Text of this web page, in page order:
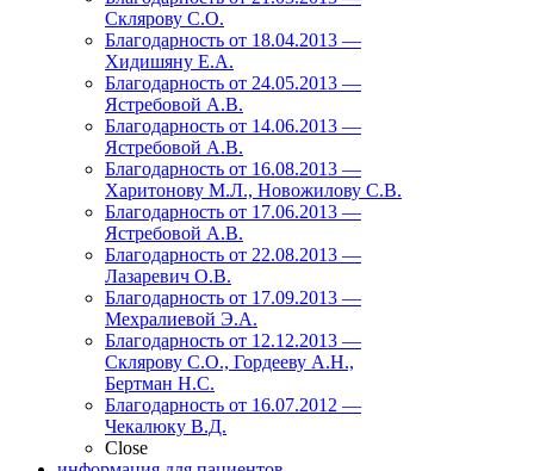
Склярову С.О.
Благодарность от 18.04.2013 —
Хидишяну Е.А.
Благодарность от 24.05.2013 —
Ястребовой А.В.
Благодарность от 14.06.2013 —
Ястребовой А.В.
Благодарность от 16.08.2013 —
Харитонову М.Л., Новожилову С.В.
Благодарность от 17.06.2013 —
Ястребовой А.В.
Благодарность от 22.08.2013 —
Лазаревич О.В.
Благодарность от 17.09.2013 —
Мехралиевой Э.А.
Благодарность от 12.12.2013 —
Склярову С.О., Гордееву А.Н.,
Бертман Н.С.
Благодарность от 16.07.2012 —
Чекалюку В.Д.
Close